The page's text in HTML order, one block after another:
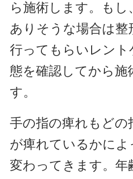
ら施術します。もし
ありそうな場合は整
行ってもらいレント
態を確認してから施
す。
手の指の痺れもどの
が痺れているかに
変わってきます。年